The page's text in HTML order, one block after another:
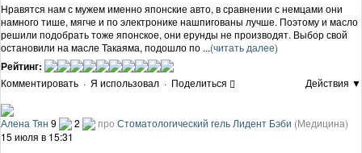
Нравятся нам с мужем именно японские авто, в сравнении с немцами они
намного тише, мягче и по электронике нашпигованы лучше. Поэтому и масло
решили подобрать тоже японское, они ерунды не производят. Выбор свой
остановили на масле Такаяма, подошло по ...(читать далее)
Рейтинг:
Комментировать · Я использовал · Поделиться Действия ▼
Алена Тян 9 2 про Стоматологический гель Лидент Бэби (Медицина)
15 июля в 15:31